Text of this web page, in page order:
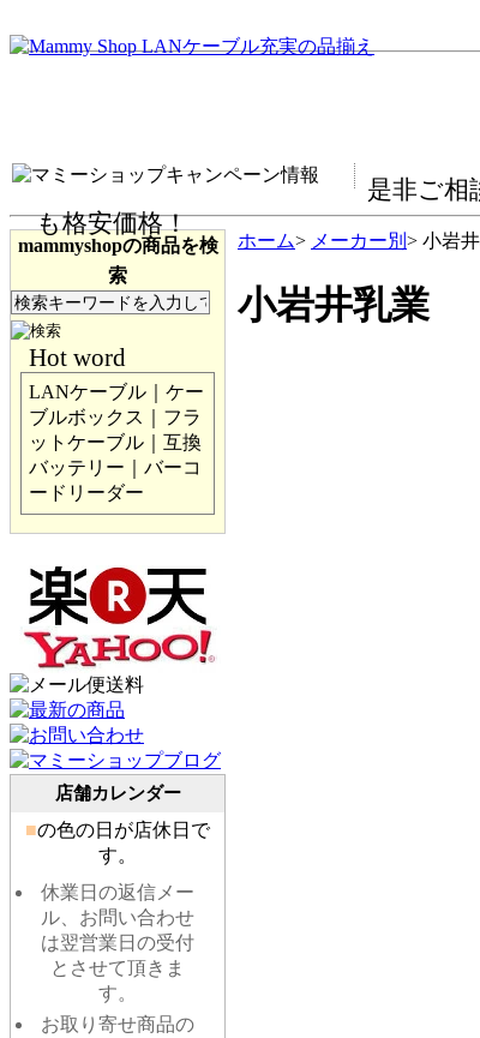
是非ご相
も格安価格！
mammyshopの商品を検
索
Hot word
LANケーブル｜ケー
ブルボックス｜フラ
ットケーブル｜互換
バッテリー｜バーコ
ードリーダー
店舗カレンダー
■の色の日が店休日で
す。
休業日の返信メー
ル、お問い合わせ
は翌営業日の受付
とさせて頂きま
す。
お取り寄せ商品の
ホーム> メーカー別 > 小岩
小岩井乳業